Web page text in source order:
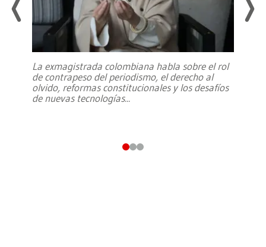
La exmagistrada colombiana habla sobre el rol
de contrapeso del periodismo, el derecho al
olvido, reformas constitucionales y los desafíos
de nuevas tecnologías...